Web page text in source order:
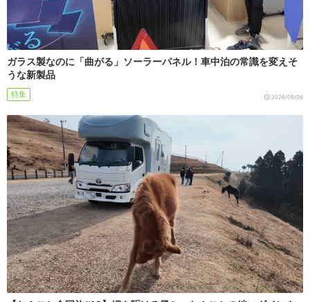
ガラス製なのに「曲がる」ソーラーパネル！車中泊の常識を変えそ
うな新製品
特集 2026/08/06